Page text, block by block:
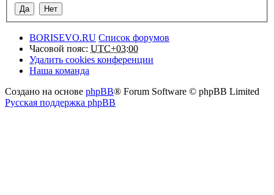
BORISEVO.RU Список форумов
Часовой пояс: UTC+03:00
Удалить cookies конференции
Наша команда
Создано на основе phpBB® Forum Software © phpBB Limited
Русская поддержка phpBB